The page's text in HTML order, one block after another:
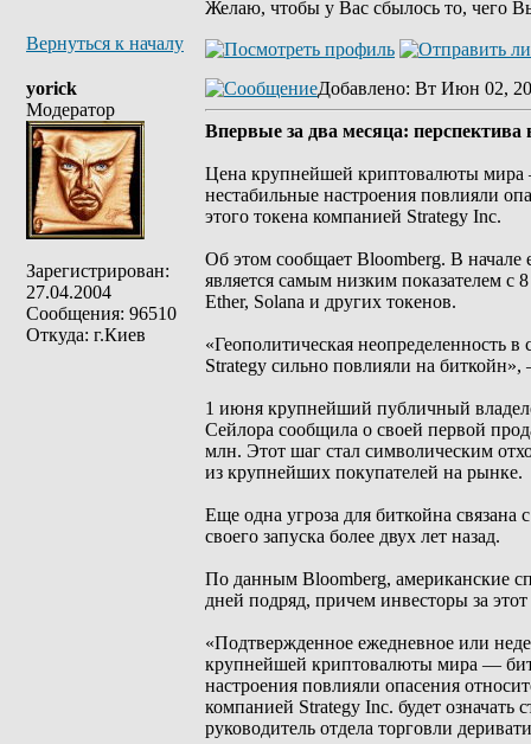
Желаю, чтобы у Вас сбылось то, чего
Вернуться к началу
yorick
Модератор
Зарегистрирован:
27.04.2004
Сообщения: 96510
Откуда: г.Киев
Добавлено: Вт Июн 02,
Впервые за два месяца:
Цена крупнейшей криптовалюты мира
нестабильные настроения повлияли
этого токена компанией Strategy Inc.
Об этом сообщает Bloomberg. В начале
является самым низким показателем с
Ether, Solana и других токенов.
«Геополитическая неопределенность
Strategy сильно повлияли на
1 июня крупнейший публичный
Сейлора сообщила о своей первой
млн. Этот шаг стал символическим
из крупнейших покупателей на рынке.
Еще одна угроза для биткойна
своего запуска более двух лет назад.
По данным Bloomberg, американские
дней подряд, причем инвесторы за
«Подтвержденное ежедневное или
крупнейшей криптовалюты мира —
настроения повлияли опасения
компанией Strategy Inc. будет
руководитель отдела торговли